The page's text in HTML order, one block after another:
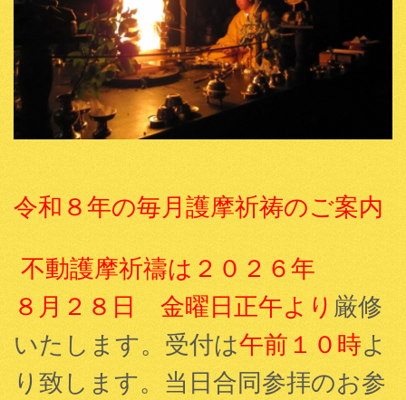
令和８年の毎月護摩祈祷のご案内
不動護摩祈禱は２０２６年
８月２８日 金曜日正午より 厳修
いたします。受付は午前１０時よ
り致します。当日合同参拝のお参